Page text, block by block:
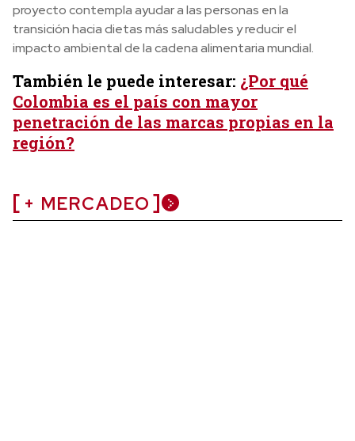
proyecto contempla ayudar a las personas en la
transición hacia dietas más saludables y reducir el
impacto ambiental de la cadena alimentaria mundial.
También le puede interesar: ¿Por qué
Colombia es el país con mayor
penetración de las marcas propias en la
región?
+ MERCADEO